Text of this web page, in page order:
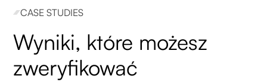
CASE STUDIES
Wyniki, które możesz
zweryfikować